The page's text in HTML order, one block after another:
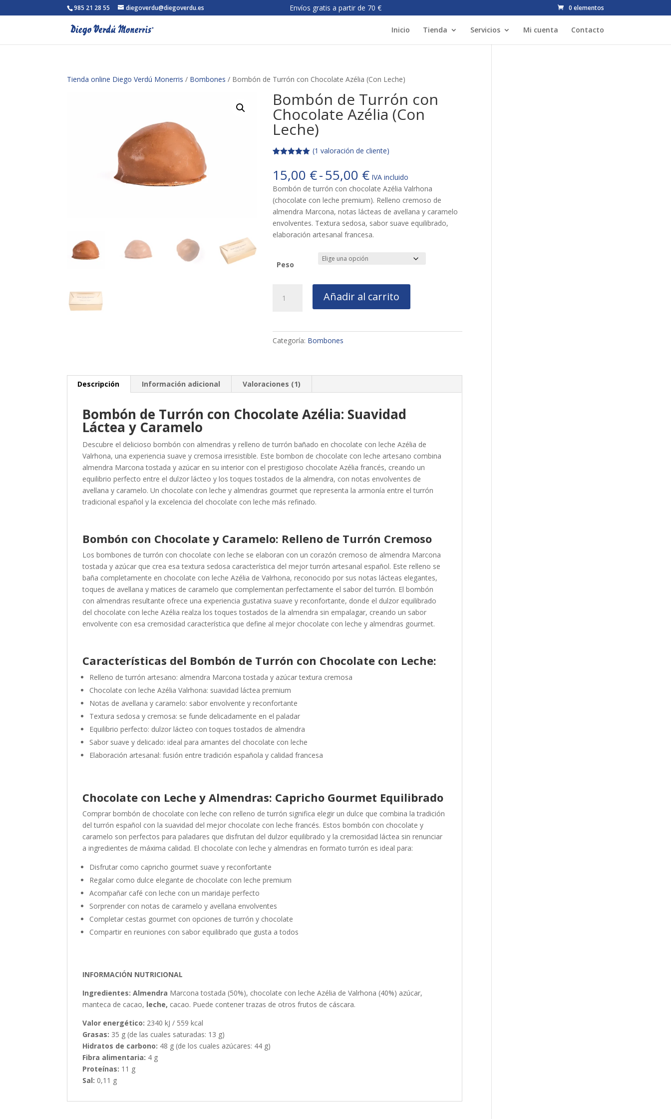
985 21 28 55 diegoverdu@diegoverdu.es 0 elementos
Inicio Tienda Servicios Mi cuenta Contacto
Tienda online Diego Verdú Monerris / Bombones / Bombón de Turrón con Chocolate Azélia (Con Leche)
Bombón de Turrón con
Chocolate Azélia (Con
Leche)
5 en base
valoración
de un
cliente
(1 valoración de cliente)
15,00 €-55,00 €Rango
de
precios:
desde
15,00 €
hasta
55,00 €
IVA incluido
Bombón de turrón con chocolate Azélia Valrhona
(chocolate con leche premium). Relleno cremoso de
almendra Marcona, notas lácteas de avellana y caramelo
envolventes. Textura sedosa, sabor suave equilibrado,
elaboración artesanal francesa.
Peso
Azélia
cantidad
Añadir al carrito
Categoría: Bombones
Descripción Información adicional Valoraciones (1)
Bombón de Turrón con Chocolate Azélia: Suavidad
Láctea y Caramelo
Descubre el delicioso bombón con almendras y relleno de turrón bañado en chocolate con leche Azélia de
Valrhona, una experiencia suave y cremosa irresistible. Este bombon de chocolate con leche artesano combina
almendra Marcona tostada y azúcar en su interior con el prestigioso chocolate Azélia francés, creando un
equilibrio perfecto entre el dulzor lácteo y los toques tostados de la almendra, con notas envolventes de
avellana y caramelo. Un chocolate con leche y almendras gourmet que representa la armonía entre el turrón
tradicional español y la excelencia del chocolate con leche más refinado.
Bombón con Chocolate y Caramelo: Relleno de Turrón Cremoso
Los bombones de turrón con chocolate con leche se elaboran con un corazón cremoso de almendra Marcona
tostada y azúcar que crea esa textura sedosa característica del mejor turrón artesanal español. Este relleno se
baña completamente en chocolate con leche Azélia de Valrhona, reconocido por sus notas lácteas elegantes,
toques de avellana y matices de caramelo que complementan perfectamente el sabor del turrón. El bombón
con almendras resultante ofrece una experiencia gustativa suave y reconfortante, donde el dulzor equilibrado
del chocolate con leche Azélia realza los toques tostados de la almendra sin empalagar, creando un sabor
envolvente con esa cremosidad característica que define al mejor chocolate con leche y almendras gourmet.
Características del Bombón de Turrón con Chocolate con Leche:
Relleno de turrón artesano: almendra Marcona tostada y azúcar textura cremosa
Chocolate con leche Azélia Valrhona: suavidad láctea premium
Notas de avellana y caramelo: sabor envolvente y reconfortante
Textura sedosa y cremosa: se funde delicadamente en el paladar
Equilibrio perfecto: dulzor lácteo con toques tostados de almendra
Sabor suave y delicado: ideal para amantes del chocolate con leche
Elaboración artesanal: fusión entre tradición española y calidad francesa
Chocolate con Leche y Almendras: Capricho Gourmet Equilibrado
Comprar bombón de chocolate con leche con relleno de turrón significa elegir un dulce que combina la tradición
del turrón español con la suavidad del mejor chocolate con leche francés. Estos bombón con chocolate y
caramelo son perfectos para paladares que disfrutan del dulzor equilibrado y la cremosidad láctea sin renunciar
a ingredientes de máxima calidad. El chocolate con leche y almendras en formato turrón es ideal para:
Disfrutar como capricho gourmet suave y reconfortante
Regalar como dulce elegante de chocolate con leche premium
Acompañar café con leche con un maridaje perfecto
Sorprender con notas de caramelo y avellana envolventes
Completar cestas gourmet con opciones de turrón y chocolate
Compartir en reuniones con sabor equilibrado que gusta a todos
INFORMACIÓN NUTRICIONAL
Ingredientes: Almendra Marcona tostada (50%), chocolate con leche Azélia de Valrhona (40%) azúcar,
manteca de cacao, leche, cacao. Puede contener trazas de otros frutos de cáscara.
Valor energético: 2340 kJ / 559 kcal
Grasas: 35 g (de las cuales saturadas: 13 g)
Hidratos de carbono: 48 g (de los cuales azúcares: 44 g)
Fibra alimentaria: 4 g
Proteínas: 11 g
Sal: 0,11 g